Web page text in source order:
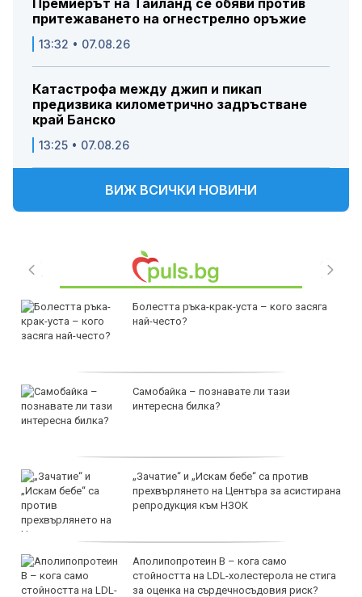
Премиерът на Тайланд се обяви против
притежаването на огнестрелно оръжие
13:32 • 07.08.26
Катастрофа между джип и пикап
предизвика километрично задръстване
край Банско
13:25 • 07.08.26
ВИЖ ВСИЧКИ НОВИНИ
Болестта ръка-крак-уста – кого засяга
най-често?
Самобайка – познавате ли тази
интересна билка?
„Зачатие“ и „Искам бебе“ са против
прехвърлянето на Центъра за асистирана
репродукция към НЗОК
Аполипопротеин B – кога само
стойността на LDL-холестерола не стига
за оценка на сърдечносъдовия риск?